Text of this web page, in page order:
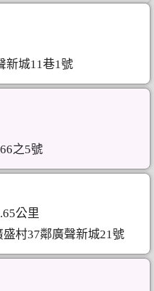
新城11巷1號
之5號
公里
村37鄰廣聲新城21號